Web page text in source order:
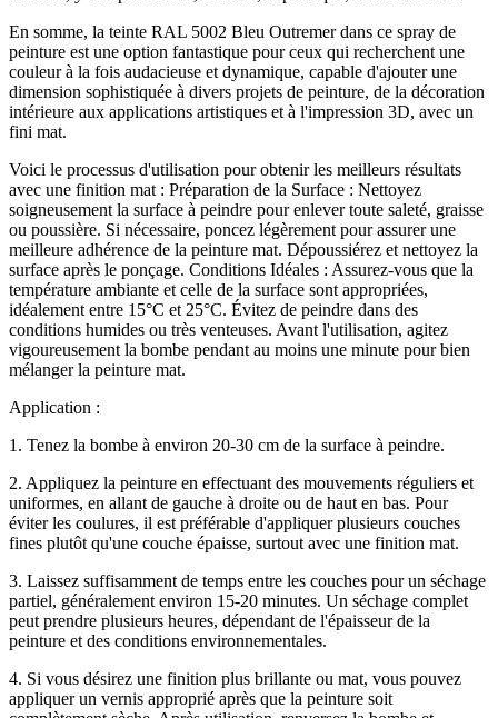
En somme, la teinte RAL 5002 Bleu Outremer dans ce spray de
peinture est une option fantastique pour ceux qui recherchent une
couleur à la fois audacieuse et dynamique, capable d'ajouter une
dimension sophistiquée à divers projets de peinture, de la décoration
intérieure aux applications artistiques et à l'impression 3D, avec un
fini mat.
Voici le processus d'utilisation pour obtenir les meilleurs résultats
avec une finition mat : Préparation de la Surface : Nettoyez
soigneusement la surface à peindre pour enlever toute saleté, graisse
ou poussière. Si nécessaire, poncez légèrement pour assurer une
meilleure adhérence de la peinture mat. Dépoussiérez et nettoyez la
surface après le ponçage. Conditions Idéales : Assurez-vous que la
température ambiante et celle de la surface sont appropriées,
idéalement entre 15°C et 25°C. Évitez de peindre dans des
conditions humides ou très venteuses. Avant l'utilisation, agitez
vigoureusement la bombe pendant au moins une minute pour bien
mélanger la peinture mat.
Application :
1. Tenez la bombe à environ 20-30 cm de la surface à peindre.
2. Appliquez la peinture en effectuant des mouvements réguliers et
uniformes, en allant de gauche à droite ou de haut en bas. Pour
éviter les coulures, il est préférable d'appliquer plusieurs couches
fines plutôt qu'une couche épaisse, surtout avec une finition mat.
3. Laissez suffisamment de temps entre les couches pour un séchage
partiel, généralement environ 15-20 minutes. Un séchage complet
peut prendre plusieurs heures, dépendant de l'épaisseur de la
peinture et des conditions environnementales.
4. Si vous désirez une finition plus brillante ou mat, vous pouvez
appliquer un vernis approprié après que la peinture soit